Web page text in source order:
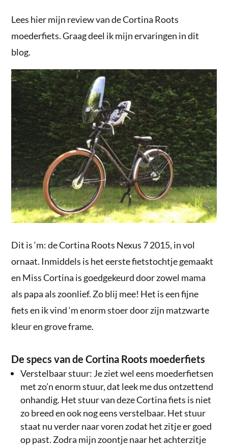
Lees hier mijn review van de Cortina Roots
moederfiets. Graag deel ik mijn ervaringen in dit
blog.
Dit is ‘m: de Cortina Roots Nexus 7 2015, in vol
ornaat. Inmiddels is het eerste fietstochtje gemaakt
en Miss Cortina is goedgekeurd door zowel mama
als papa als zoonlief. Zo blij mee! Het is een fijne
fiets en ik vind ‘m enorm stoer door zijn matzwarte
kleur en grove frame.
De specs van de Cortina Roots moederfiets
Verstelbaar stuur: Je ziet wel eens moederfietsen
met zo’n enorm stuur, dat leek me dus ontzettend
onhandig. Het stuur van deze Cortina fiets is niet
zo breed en ook nog eens verstelbaar. Het stuur
staat nu verder naar voren zodat het zitje er goed
op past. Zodra mijn zoontje naar het achterzitje